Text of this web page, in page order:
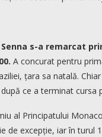
s-a remarcat
A concurat pentru
țara sa natală.
ce a terminat cursa
al Principatului
de excepție, iar în turul